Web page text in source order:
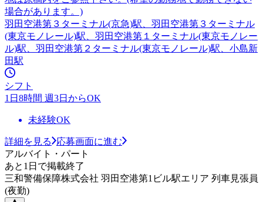
場合があります。)
羽田空港第３ターミナル(京急)駅、羽田空港第３ターミナル
(東京モノレール)駅、羽田空港第１ターミナル(東京モノレー
ル)駅、羽田空港第２ターミナル(東京モノレール)駅、小島新
田駅
シフト
1日8時間 週3日からOK
未経験OK
詳細を見る
応募画面に進む
アルバイト・パート
あと1日で掲載終了
三和警備保障株式会社 羽田空港第1ビル駅エリア 列車見張員
(夜勤)